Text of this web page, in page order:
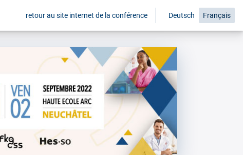
retour au site internet de la conférence Deutsch Français